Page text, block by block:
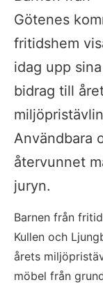
Götenes
fritidshem
idag upp sina
bidrag till
Användbara
återvunnet
juryn.
Barnen från
Kullen och
årets
möbel från